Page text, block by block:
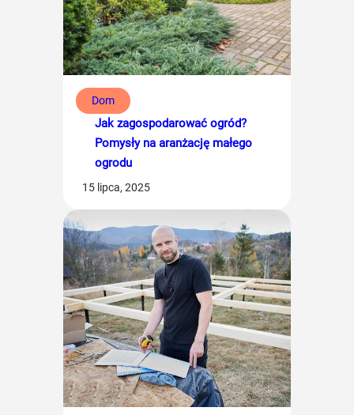
Dom
Jak zagospodarować ogród?
Pomysły na aranżację małego
ogrodu
15 lipca, 2025